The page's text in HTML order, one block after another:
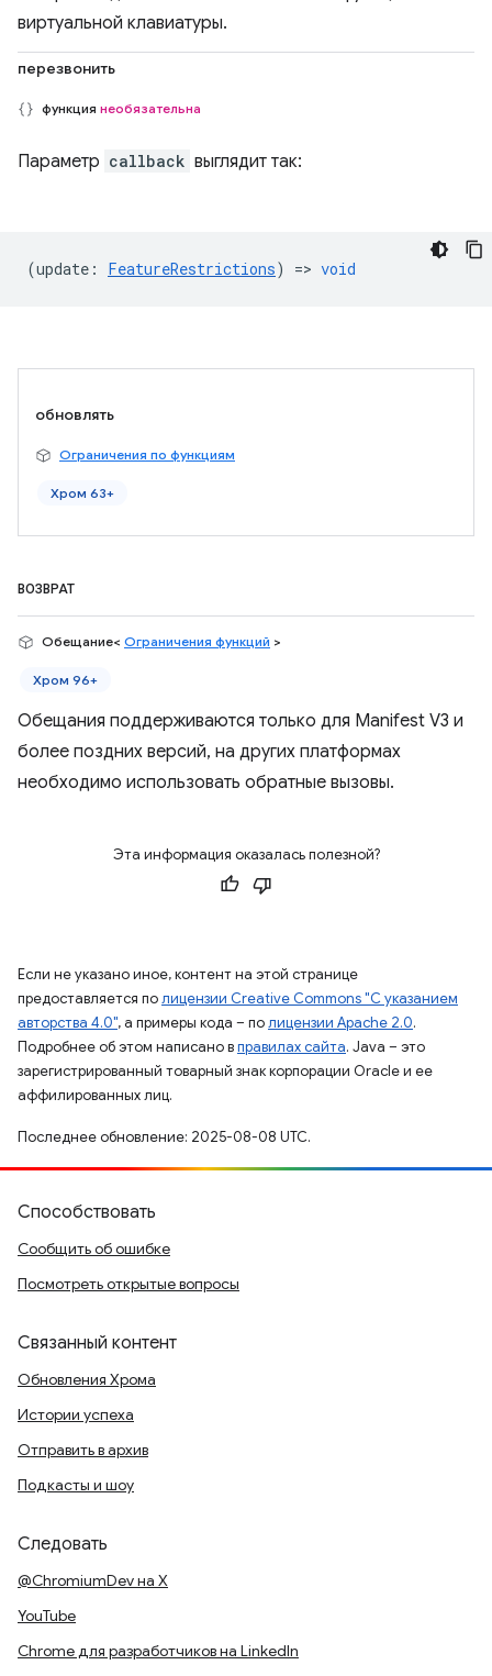
виртуальной клавиатуры.
перезвонить
функция необязательна
Параметр callback выглядит так:
(update : FeatureRestrictions) => void
обновлять
Ограничения по функциям
Хром 63+
ВОЗВРАТ
Обещание< Ограничения функций >
Хром 96+
Обещания поддерживаются только для Manifest V3 и
более поздних версий, на других платформах
необходимо использовать обратные вызовы.
Эта информация оказалась полезной?
Если не указано иное, контент на этой странице
предоставляется полицензии Creative Commons "С указанием
авторства 4.0", а примеры кода – полицензии Apache 2.0.
Подробнее об этом написано вправилах сайта. Java – это
зарегистрированный товарный знак корпорации Oracle и ее
аффилированных лиц.
Последнее обновление: 2025-08-08 UTC.
Способствовать
Сообщить об ошибке
Посмотреть открытые вопросы
Связанный контент
Обновления Хрома
Истории успеха
Отправить в архив
Подкасты и шоу
Следовать
@ChromiumDev на X
YouTube
Chrome для разработчиков на LinkedIn